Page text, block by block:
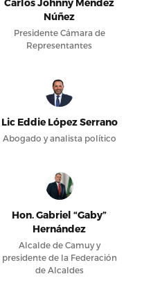
Carlos Johnny Méndez
Núñez
Presidente Cámara de
Representantes
Lic Eddie López Serrano
Abogado y analista político
Hon. Gabriel “Gaby”
Hernández
Alcalde de Camuy y
presidente de la Federación
de Alcaldes